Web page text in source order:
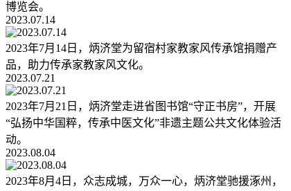
博览会。
2023.07.14
2023年7月14日，炳济堂为留宿村家教家风传承馆捐赠产
品，助力传承家教家风文化。
2023.07.21
2023年7月21日，炳济堂走进省图书馆“守正书房”，开展
“弘扬中华国粹，传承中医文化”非遗主题公共文化体验活
动。
2023.08.04
2023年8月4日，众志成城，万众一心，炳济堂驰援涿州，